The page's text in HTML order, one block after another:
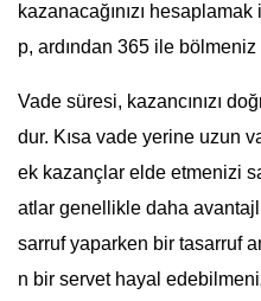
kazanacağınızı
p, ardından 365 ile
Vade süresi, kazancınızı
dur. Kısa vade yerine uzun
ek kazançlar elde etmenizi
atlar genellikle daha
sarruf yaparken bir tasarruf
n bir servet hayal